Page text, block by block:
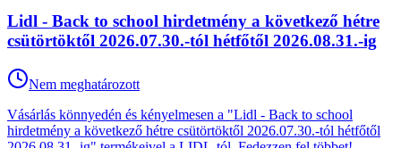
Lidl - Back to school hirdetmény a következő hétre
csütörtöktől 2026.07.30.-tól hétfőtől 2026.08.31.-ig
Nem meghatározott
Vásárlás könnyedén és kényelmesen a "Lidl - Back to school
hirdetmény a következő hétre csütörtöktől 2026.07.30.-tól hétfőtől